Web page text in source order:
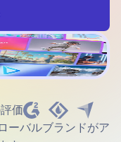
価
ーバルブランドがア